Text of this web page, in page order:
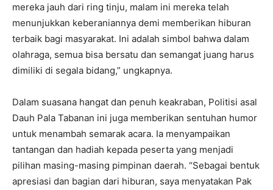
mereka jauh dari ring tinju, malam ini mereka telah
menunjukkan keberaniannya demi memberikan hiburan
terbaik bagi masyarakat. Ini adalah simbol bahwa dalam
olahraga, semua bisa bersatu dan semangat juang harus
dimiliki di segala bidang,” ungkapnya.
Dalam suasana hangat dan penuh keakraban, Politisi asal
Dauh Pala Tabanan ini juga memberikan sentuhan humor
untuk menambah semarak acara. Ia menyampaikan
tantangan dan hadiah kepada peserta yang menjadi
pilihan masing-masing pimpinan daerah. “Sebagai bentuk
apresiasi dan bagian dari hiburan, saya menyatakan Pak